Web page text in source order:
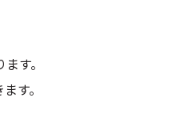
す。
す。